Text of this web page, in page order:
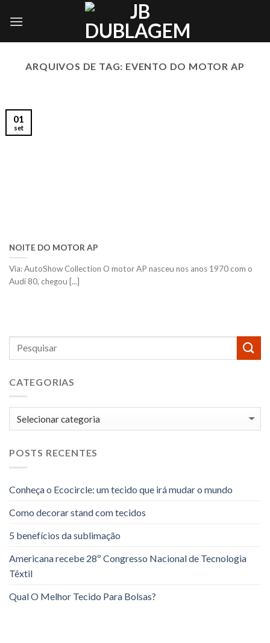
ARQUIVOS DE TAG: EVENTO DO MOTOR AP
CATEGORIAS
Categorias
POSTS RECENTES
Conheça o Ecocircle: um tecido que irá mudar o mundo
Como decorar stand com tecidos
5 benefícios da sublimação
Americana recebe 28º Congresso Nacional de Tecnologia
Têxtil
Qual O Melhor Tecido Para Bolsas?
NOITE DO MOTOR AP
Via: AutoShow Collection O motor AP nasceu nos anos 1970 com o
Audi 80, chegou [...]
01
set